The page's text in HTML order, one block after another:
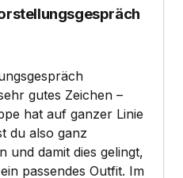
gutes Zeichen –
hat auf ganzer Linie
du also ganz
und damit dies gelingt,
passendes Outfit. Im